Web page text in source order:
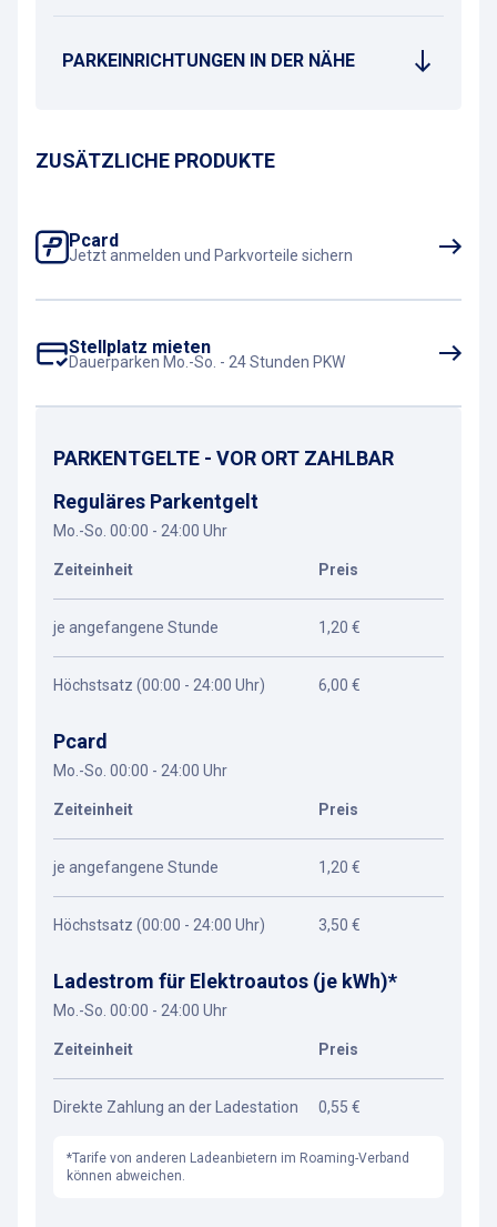
PARKEINRICHTUNGEN IN DER NÄHE
ZUSÄTZLICHE PRODUKTE
Pcard
Jetzt anmelden und Parkvorteile sichern
Stellplatz mieten
Dauerparken Mo.-So. - 24 Stunden PKW
PARKENTGELTE - VOR ORT ZAHLBAR
Reguläres Parkentgelt
Mo.-So. 00:00 - 24:00 Uhr
Zeiteinheit Preis
je angefangene Stunde 1,20 €
Höchstsatz (00:00 - 24:00 Uhr) 6,00 €
Pcard
Mo.-So. 00:00 - 24:00 Uhr
Zeiteinheit Preis
je angefangene Stunde 1,20 €
Höchstsatz (00:00 - 24:00 Uhr) 3,50 €
Ladestrom für Elektroautos (je kWh)*
Mo.-So. 00:00 - 24:00 Uhr
Zeiteinheit Preis
Direkte Zahlung an der Ladestation 0,55 €
*Tarife von anderen Ladeanbietern im Roaming-Verband
können abweichen.